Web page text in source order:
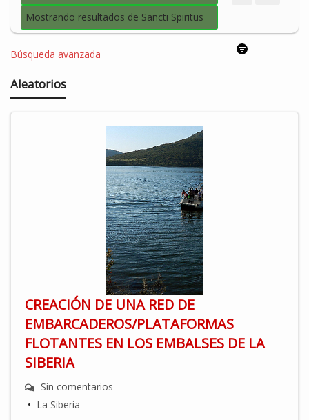
Mostrando resultados de Sancti Spiritus
Búsqueda avanzada
Aleatorios
CREACIÓN DE UNA RED DE
EMBARCADEROS/PLATAFORMAS
FLOTANTES EN LOS EMBALSES DE LA
SIBERIA
Sin comentarios
• La Siberia